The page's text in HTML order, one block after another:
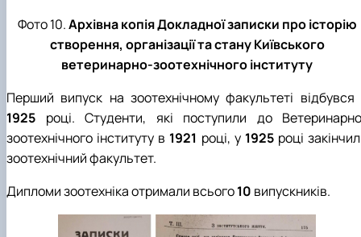
Фото 10.Архівна копія Докладної записки про історію
створення, організації та стану Київського
ветеринарно-зоотехнічного інституту
Перший випуск на зоотехнічному факультеті відбувся
1925 році. Студенти, які поступили до
зоотехнічного інституту в 1921 році, у 1925 році
зоотехнічний факультет.
Дипломи зоотехніка отримали всього10 випускників.